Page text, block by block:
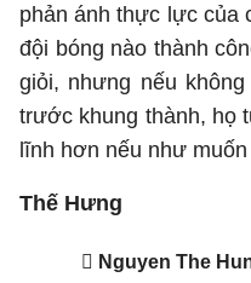
phản ánh thực lực của
đội bóng nào thành
giỏi, nhưng nếu
trước khung thành, họ
lĩnh hơn nếu như
Thế Hưng
Nguyen The